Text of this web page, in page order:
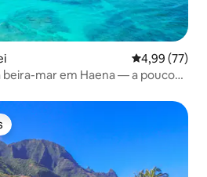
4,99 de uma
4,99 (77)
beira-mar em Haena — a poucos